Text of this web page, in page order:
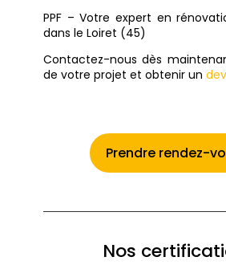
PPF – Votre expert en
dans le Loiret (45)
Contactez-nous dès
de votre projet et obtenir un
Prendre rendez-
Nos